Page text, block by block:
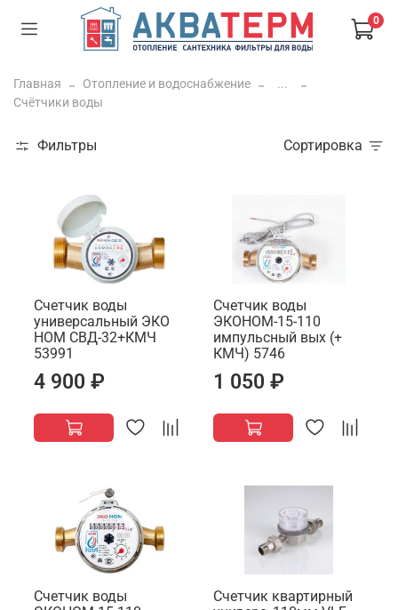
0
Главная Отопление и водоснабжение
...
Счётчики воды
Фильтры Сортировка
Счетчик воды
универсальный ЭКО
НОМ СВД-32+КМЧ
53991
4 900 ₽
Счетчик воды
ЭКОНОМ-15-110
импульсный вых (+
КМЧ) 5746
1 050 ₽
Счетчик воды
Счетчик квартирный